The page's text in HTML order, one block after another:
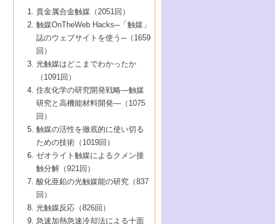
8号 高機能化ポリオレフィンに向けた重合
触媒の最近の進展
7号 持続可能社会実現のための触媒および
触媒関連技術
5号 若手会員による触媒研究の未来展望1：
企業編
6号 第102回触媒討論会
7号 触媒・化学反応における計算化学の進
8号 若手研究者による触媒研究の未来展望
2：大学・研究所編
5号 こんな物質，あんな物質―新たな触媒
の可能性―
7号 『結晶の化学』を活かした触媒研究
8号 イオン液体の応用
5号 水素製造・貯蔵のための触媒技術の新
しい展開
6号 第98回触媒討論会
7号 基礎化学品製造の触媒技術
8号 多機能型リアクター
4号 水分解用光触媒材料
5号 時間分解分光の進歩と応用
6号 第96回触媒討論会
8号 超臨界流体を用いた化学プロセスの新
2号 第93回触媒討論会
3号 特殊エネルギー場の触媒反応
4号 生体内における金属の触媒作用
5号 ファインケミカルズの展開に寄与する
6号 第94回触媒討論会
7号 サブナノレベルでみた新しい表面現象
8号 オレフィン重合触媒の新たな展
1号 なぜこの触媒が良いのか？
2号 第91回触媒討論会
3号 最近の自動車排ガス処理技術
4号 触媒研究の現状と将来─第90回触媒討論
5号 基礎化学品製造の触媒技術
6号 第92回触媒討論会
7号 基礎化学品製造の触媒技術
8号 資源の循環と触媒技術
▼44巻（2002年）
1号 高次制御された触媒の化学
2号 第89回触媒討論会
3号 触媒を利用した電気化学の新展開
4号 ナノ材料の調製と機能化
5号 こんな触媒が欲しい
6号 第90回触媒討論会
7号 触媒研究と学術雑誌/情報
8号 若い世代からみた触媒化学の現状と未
▼43巻（2001年）
1号 グリーンケミストリーと触媒
2号 第87回触媒討論会特集号
3号 生体触媒とバイオプロセス
4号 水素製造・利用の触媒化学
5号 触媒研究における新しい切り口：コン
ビナトリアルケミストリー
6号 第88回触媒討論会特集号
7号 企業における触媒研究のブレークスル
8号 この材料を触媒として使ってみません
▼42巻（2000年）
1号 触媒反応工学の明日を拓く
2号 第85回触媒討論会
3号 反応ダイナミクス
5号 触媒のおもしろさをどのように伝える
6号 第86回触媒討論会
7号 水素化精製触媒の新しい展開
8号 新しい反応性と機能性を目指した金属
クラスタ-化学
▼41巻（1999年）
1号 孔、穴、あな?-特異な空間とその利用-
2号 第83回触媒討論会
3号 均一系触媒反応最前線
4号 実用炭素材料の新展開
5号 研究の方法論を考える
7号 機能性金属材料と触媒
8号 触媒研究へのNMRの応用と展望
▼40巻（1998年）
進展と21世紀への提言/創立40周年記念・触
媒学会この10年の歩みとこれから/創立40周
2号 第81回触媒討論会
3号 計算機触媒化学へのさそい
4号 触媒劣化の制御と予測
5号 最新の実用プロセスと触媒
6号 第82回触媒討論会
1号 均一系と不均一系触媒反応-その特徴と
接点
2号 第79回触媒討論会
3号 最新NO除去触媒の実用化研究
4号 新しい反応場を目指した触媒調製
5号 反応・分離技術の新しい展開
6号 第80回触媒討論会
▼38巻（1996年）
1号 触媒の構造と触媒作用/C1化学を中心と
する21世紀への触媒
3号 オリンピックメダル:金・銀・銅はどん
な触媒作用を示すか
4号 触媒作用における機能の複合化
▼37巻（1995年）
1号 ファインケミカルズと固体触媒
2号 第75回触媒討論会
3号 希土類を利用した触媒
4号 触媒とリサイクル
5号 エネルギー変換触媒
▼36巻（1994年）
1号 電気化学と触媒
2号 第73回触媒討論会
3号 C4化学の展開
4号 《通常号》
▼35巻（1993年）
1号 工業触媒開発マニュアル―探索から工
業化まで
2号 第71回触媒討論会
▼34巻（1992年）
1号 インパクトを与えたこの研究
2号 第69回触媒討論会
▼33巻（1991年）
1号 触媒プロセス開発マニュアル―探索か
▼32巻（1990年）
貴金属合金触媒（2051回）
触媒OnTheWeb Hacks─「触媒」
誌のウェブサイトを使う─（1659
回）
光触媒はどこまでわかったか
（1091回）
住友化学の研究開発戦略―触媒
研究と高機能材料開発―（1075
回）
触媒の活性を徹底的に使い切る
ための技術（1019回）
ゼオライト触媒によるクメン接
触分解（921回）
酸化亜鉛の光触媒能の研究（837
回）
光触媒反応（826回）
急速加熱急速冷却法による十面